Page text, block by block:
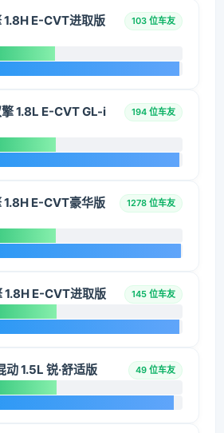
1.8H E-CVT进取版
103 位车友
1.8L E-CVT GL-i
194 位车友
1.8H E-CVT豪华版
1278 位车友
1.8H E-CVT进取版 145 位车友
1.5L 锐·舒适版 49 位车友